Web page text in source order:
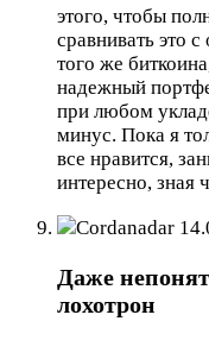
этого, чтобы
сравнивать это
того же
надежный
при любом
минус. Пока я
все нравится,
интересно, зная
Cordanadar
Даже
лохотрон